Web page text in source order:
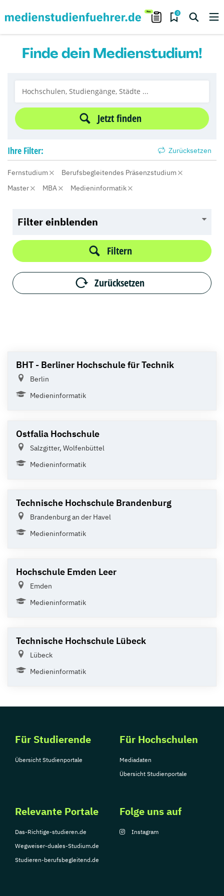
0
Finde dein Medienstudium!
Jetzt finden
Ihre Filter: Zurücksetzen
Fernstudium
Berufsbegleitendes Präsenzstudium
Master
MBA Medieninformatik
Filter einblenden
Filtern
Zurücksetzen
BHT - Berliner Hochschule für Technik
Berlin
Medieninformatik
Ostfalia Hochschule
Salzgitter, Wolfenbüttel
Medieninformatik
Technische Hochschule Brandenburg
Brandenburg an der Havel
Medieninformatik
Hochschule Emden Leer
Emden
Medieninformatik
Technische Hochschule Lübeck
Lübeck
Medieninformatik
Für Studierende
Übersicht Studienportale
Für Hochschulen
Mediadaten
Übersicht Studienportale
Relevante Portale
Das-Richtige-studieren.de
Wegweiser-duales-Studium.de
Studieren-berufsbegleitend.de
Folge uns auf
Instagram